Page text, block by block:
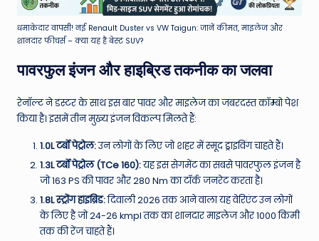
धमाकेदार वापसी! नई Renault Duster vs VW Taigun: जानें कीमत, माइलेज और
शानदार फीचर्स – क्या यह है बेस्ट SUV?
पावरफुल इंजन और हाइब्रिड तकनीक का जलवा
रेनॉल्ट ने डस्टर के साथ इस बार पावर और माइलेज का जबरदस्त कॉम्बो पेश
किया है। इसमें तीन मुख्य इंजन विकल्प मिलते हैं:
1.0L टर्बो पेट्रोल:उन लोगों के लिए जो शहर में स्मूद ड्राइविंग चाहते हैं।
1.3L टर्बो पेट्रोल (TCe 160):यह इस सेगमेंट का सबसे पावरफुल इंजन है
जो 163 PS की पावर और 280 Nm का टॉर्क जनरेट करता है।
1.8L स्ट्रोंग हाइब्रिड:दिवाली 2026 तक आने वाला यह वेरिएंट उन लोगों
के लिए है जो 24-26 kmpl तक का शानदार माइलेज और 1000 किमी
तक की रेंज चाहते हैं।